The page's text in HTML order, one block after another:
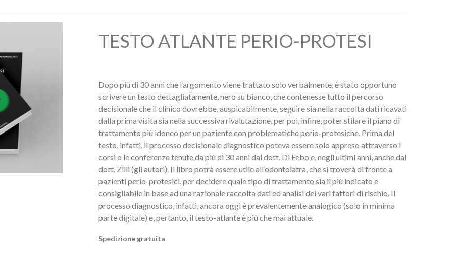
TESTO ATLANTE PERIO-PROTESI
Dopo più di 30 anni che l’argomento viene trattato solo verbalmente, è stato opportuno
scrivere un testo dettagliatamente, nero su bianco, che contenesse tutto il percorso
decisionale che il clinico dovrebbe, auspicabilmente, seguire sia nella raccolta dati ricavati
dalla prima visita sia nella successiva rivalutazione, per poi, infine, poter stilare il piano di
trattamento più idoneo per un paziente con problematiche perio-protesiche. Prima del
testo, infatti, il processo decisionale diagnostico poteva essere solo appreso attraverso i
corsi o le conferenze tenute da più di 30 anni dal dott. Di Febo e, negli ultimi anni, anche dal
dott. Zilli (gli autori). Il libro potrà essere utile all’odontoiatra, che si troverà di fronte a
pazienti perio-protesici, per decidere quale tipo di trattamento sia il più indicato e
consigliabile in base ad una razionale raccolta dati ed analisi dei vari fattori di rischio. Il
processo diagnostico, infatti, ancora oggi è prevalentemente analogico (solo in minima
parte digitale) e, pertanto, il testo-atlante è più che mai attuale.
Spedizione gratuita